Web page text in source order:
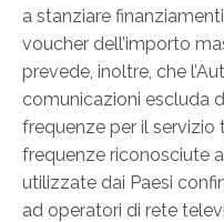
a stanziare
voucher dell’importo
prevede, inoltre, che
comunicazioni escluda
frequenze per il
frequenze riconosciute
utilizzate dai Paesi
ad operatori di rete